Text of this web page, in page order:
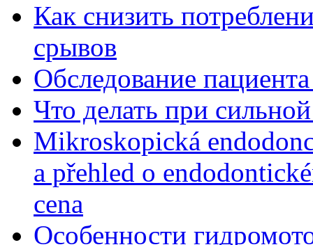
Как снизить
срывов
Обследование
Что делать при
Mikroskopická
a přehled o
cena
Особенности